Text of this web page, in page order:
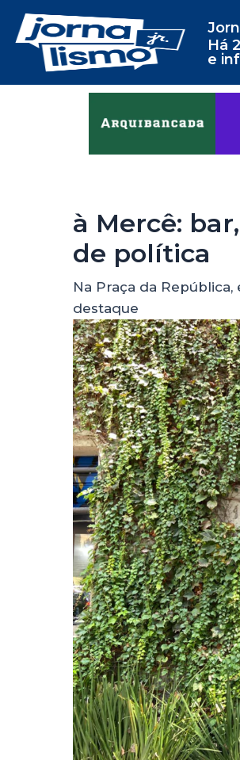
Há
e
à Mercê:
de política
Na Praça da
destaque